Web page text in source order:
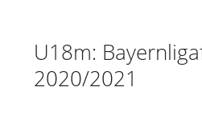
U18m:
2020/2021